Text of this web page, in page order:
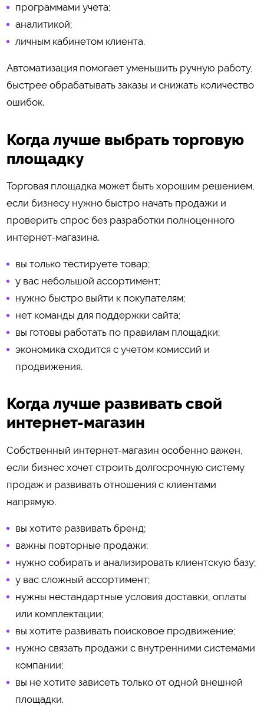
программами учета;
аналитикой;
личным кабинетом клиента.
Автоматизация помогает уменьшить ручную работу,
быстрее обрабатывать заказы и снижать количество
ошибок.
Когда лучше выбрать торговую
площадку
Торговая площадка может быть хорошим решением,
если бизнесу нужно быстро начать продажи и
проверить спрос без разработки полноценного
интернет-магазина.
вы только тестируете товар;
у вас небольшой ассортимент;
нужно быстро выйти к покупателям;
нет команды для поддержки сайта;
вы готовы работать по правилам площадки;
экономика сходится с учетом комиссий и
продвижения.
Когда лучше развивать свой
интернет-магазин
Собственный интернет-магазин особенно важен,
если бизнес хочет строить долгосрочную систему
продаж и развивать отношения с клиентами
напрямую.
вы хотите развивать бренд;
важны повторные продажи;
нужно собирать и анализировать клиентскую базу;
у вас сложный ассортимент;
нужны нестандартные условия доставки, оплаты
или комплектации;
вы хотите развивать поисковое продвижение;
нужно связать продажи с внутренними системами
компании;
вы не хотите зависеть только от одной внешней
площадки.